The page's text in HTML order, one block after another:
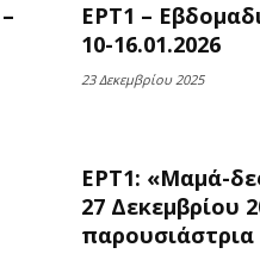
ΕΡΤ1 –
10-16.01.2026
23 Δεκεμβρίου 2025
ΕΡΤ1: «Μαμά-
27 Δεκεμβρίου